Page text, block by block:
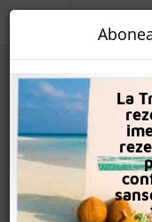
PROMO
CAUTA REZERVARE
OFERTA
DESPRE NOI
LOGIN
La